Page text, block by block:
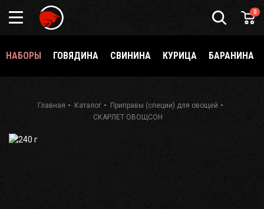
0
НАБОРЫ ГОВЯДИНА СВИНИНА КУРИЦА БАРАНИНА
Главная Каталог
Приправы (специи) для овощей
СКАРЛЕТ ОВОЩСОН